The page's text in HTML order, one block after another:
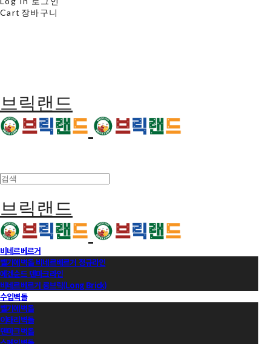
Cart 장바구니
브릭랜드
브릭랜드
비네르베르거
벨기에벽돌 비네르베르거 정규라인
에겐순드 덴마크라인
비네르베르거 롱브릭(Long Brick)
수입벽돌
벨기에벽돌
이태리벽돌
덴마크벽돌